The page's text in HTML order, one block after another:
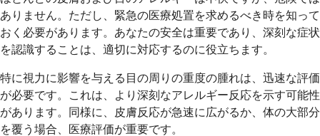
ありません。ただし、緊急の医療処置を求めるべき時を知って
おく必要があります。あなたの安全は重要であり、深刻な症状
を認識することは、適切に対応するのに役立ちます。
特に視力に影響を与える目の周りの重度の腫れは、迅速な評価
が必要です。これは、より深刻なアレルギー反応を示す可能性
があります。同様に、皮膚反応が急速に広がるか、体の大部分
を覆う場合、医療評価が重要です。